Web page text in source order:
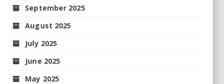
September 2025
August 2025
July 2025
June 2025
May 2025